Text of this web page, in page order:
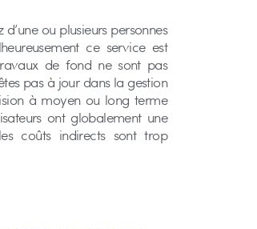
ou plusieurs personnes
ce service est
de fond ne sont pas
pas à jour dans la gestion
à moyen ou long terme
ont globalement une
coûts indirects sont trop